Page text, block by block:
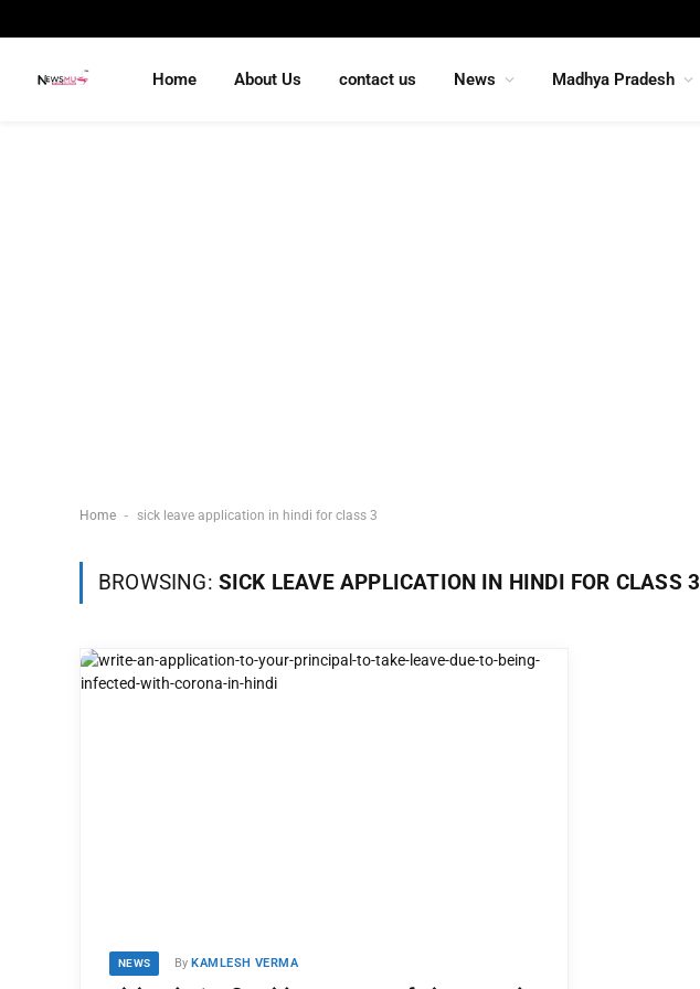
Home About Us contact us News Madhya Pradesh
Home - sick leave application in hindi for class 3
BROWSING: SICK LEAVE APPLICATION IN HINDI FOR CLASS 3
NEWS By KAMLESH VERMA